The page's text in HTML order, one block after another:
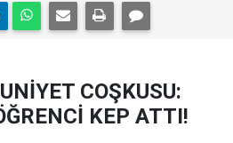
COŞKUSU:
KEP ATTI!